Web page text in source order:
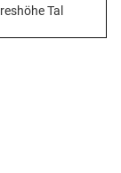
Tal